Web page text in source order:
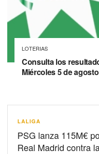
LOTERIAS
Consulta los
Miércoles 5 de agosto
LALIGA
PSG lanza 115M€
Real Madrid contra